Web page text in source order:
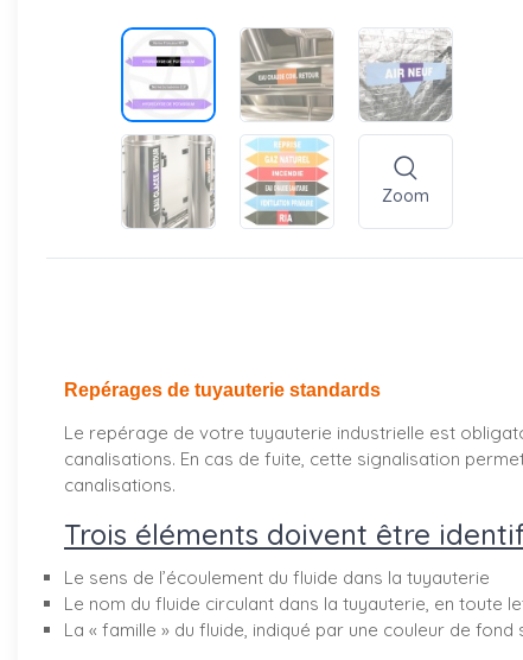
Zoom
Repérages de tuyauterie standards
Le repérage de votre tuyauterie industrielle est
canalisations. En cas de fuite, cette signalisation
canalisations.
Trois éléments doivent être
Le sens de l’écoulement du fluide dans la tuyauterie
Le nom du fluide circulant dans la tuyauterie, en toute
La « famille » du fluide, indiqué par une couleur de